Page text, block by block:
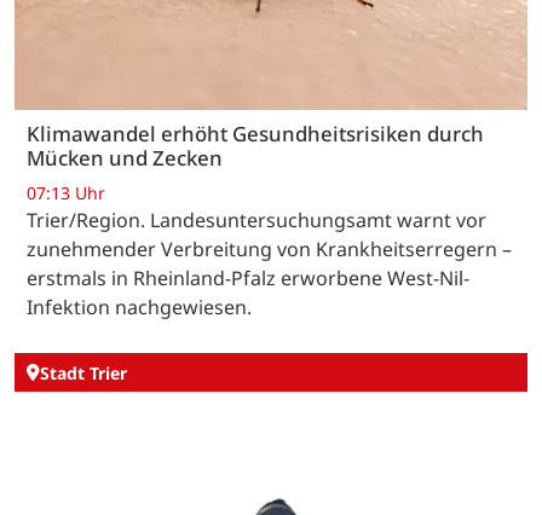
Klimawandel erhöht Gesundheitsrisiken durch
Mücken und Zecken
07:13 Uhr
Trier/Region. Landesuntersuchungsamt warnt vor
zunehmender Verbreitung von Krankheitserregern –
erstmals in Rheinland-Pfalz erworbene West-Nil-
Infektion nachgewiesen.
Stadt Trier